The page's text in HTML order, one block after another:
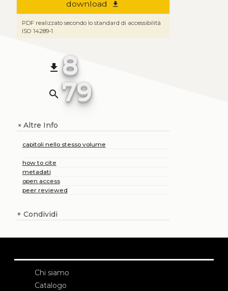
download file_download
PDF realizzato secondo lo standard di accessibilità
ISO 14289-1
file_download 8
search 79
+Altre Info
capitoli nello stesso volume
how to cite
metadati
open access
peer reviewed
+ Condividi
Chi siamo
Catalogo